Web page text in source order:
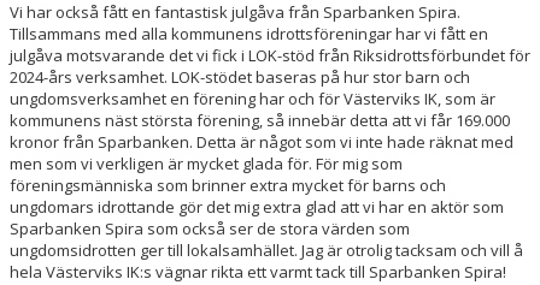
Vi har också fått en fantastisk julgåva från Sparbanken Spira.
Tillsammans med alla kommunens idrottsföreningar har vi fått en
julgåva motsvarande det vi fick i LOK-stöd från Riksidrottsförbundet för
2024-års verksamhet. LOK-stödet baseras på hur stor barn och
ungdomsverksamhet en förening har och för Västerviks IK, som är
kommunens näst största förening, så innebär detta att vi får 169.000
kronor från Sparbanken. Detta är något som vi inte hade räknat med
men som vi verkligen är mycket glada för. För mig som
föreningsmänniska som brinner extra mycket för barns och
ungdomars idrottande gör det mig extra glad att vi har en aktör som
Sparbanken Spira som också ser de stora värden som
ungdomsidrotten ger till lokalsamhället. Jag är otrolig tacksam och vill å
hela Västerviks IK:s vägnar rikta ett varmt tack till Sparbanken Spira!